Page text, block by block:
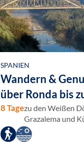
SPANIEN
Wandern &
über Ronda bis
8 Tagezu den Weißen
Grazalema und